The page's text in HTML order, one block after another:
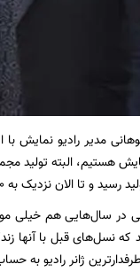
مدیر رادیو نمایش با
هستیم، البته تولید
در سال‌هایی هم خیلی
نسل‌های قبل با آنها
ژانر رادیو به